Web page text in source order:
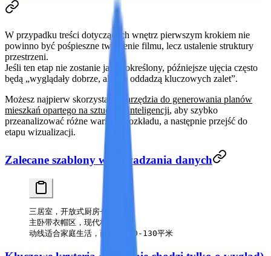
W przypadku treści dotyczących wnętrz pierwszym krokiem nie
powinno być pośpieszne tworzenie filmu, lecz ustalenie struktury
przestrzeni.
Jeśli ten etap nie zostanie jasno określony, późniejsze ujęcia często
będą „wyglądały dobrze, ale nie oddadzą kluczowych zalet”.
Możesz najpierw skorzystać z
narzędzia do generowania planów
mieszkań opartego na sztucznej inteligencji, aby szybko
przeanalizować różne warianty rozkładu, a następnie przejść do
etapu wizualizacji.
Zalecane szablony wprowadzania danych
三居室，开放式厨房+客厅，
主卧带衣帽区，现代极简风，
动线适合家庭生活，面积约110-130平米